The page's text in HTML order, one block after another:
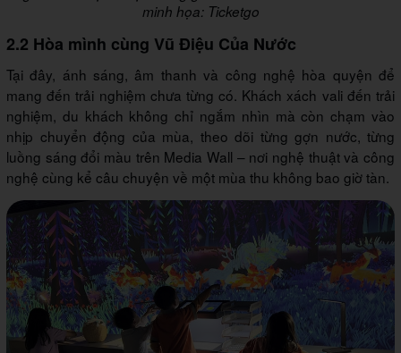
minh họa: Ticketgo
2.2 Hòa mình cùng Vũ Điệu Của Nước
Tại đây, ánh sáng, âm thanh và công nghệ hòa quyện để
mang đến trải nghiệm chưa từng có. Khách xách vali đến trải
nghiệm, du khách không chỉ ngắm nhìn mà còn chạm vào
nhịp chuyển động của mùa, theo dõi từng gợn nước, từng
luồng sáng đổi màu trên Media Wall – nơi nghệ thuật và công
nghệ cùng kể câu chuyện về một mùa thu không bao giờ tàn.